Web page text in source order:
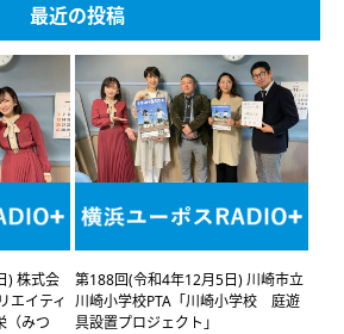
最近の投稿
) 株式会
エイティ
（みつ
第188回(令和4年12月5日) 川崎市立
川崎小学校PTA「川崎小学校 庭遊
具設置プロジェクト」